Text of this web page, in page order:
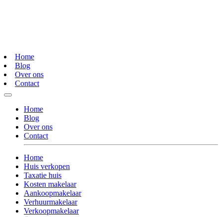
Home
Blog
Over ons
Contact
Home
Blog
Over ons
Contact
Home
Huis verkopen
Taxatie huis
Kosten makelaar
Aankoopmakelaar
Verhuurmakelaar
Verkoopmakelaar